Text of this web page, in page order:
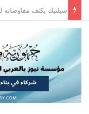
سيلتيك يكثف